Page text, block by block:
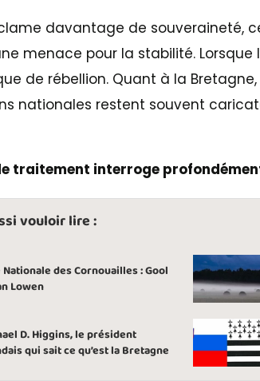
davantage de souveraineté,
menace pour la stabilité.
de rébellion. Quant à la
nationales restent souvent
traitement interroge
vouloir lire :
Nationale des Cornouailles : Gool
Lowen
D. Higgins, le président
qui sait ce qu’est la Bretagne